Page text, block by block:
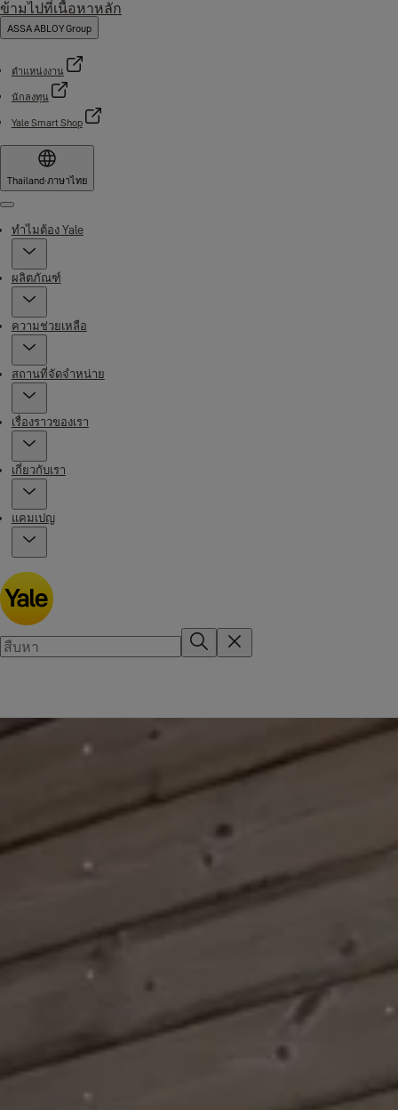
ข้ามไปที่เนื้อหาหลัก
ASSA ABLOY Group
ตำแหน่งงาน
นักลงทุน
Yale Smart Shop
Thailand·ภาษาไทย
Menu
ทำไมต้อง Yale
ผลิตภัณฑ์
ความช่วยเหลือ
สถานที่จัดจำหน่าย
เรื่องราวของเรา
เกี่ยวกับเรา
แคมเปญ